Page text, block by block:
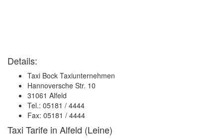
Details:
Taxi Bock Taxiunternehmen
Hannoversche Str. 10
31061 Alfeld
Tel.: 05181 / 4444
Fax: 05181 / 4444
Taxi Tarife in Alfeld (Leine)